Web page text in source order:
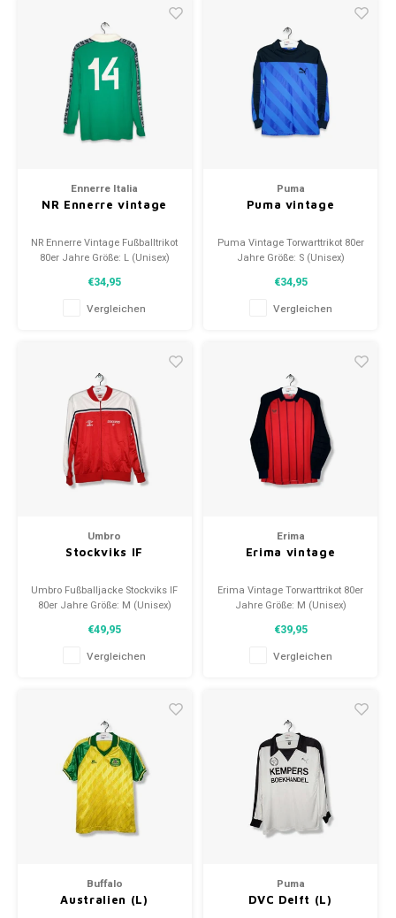
Ennerre Italia
NR Ennerre vintage
NR Ennerre Vintage Fußballtrikot
80er Jahre Größe: L (Unisex)
€34,95
Vergleichen
Puma
Puma vintage
Puma Vintage Torwarttrikot 80er
Jahre Größe: S (Unisex)
€34,95
Vergleichen
Umbro
Stockviks IF
Umbro Fußballjacke Stockviks IF
80er Jahre Größe: M (Unisex)
€49,95
Vergleichen
Erima
Erima vintage
Erima Vintage Torwarttrikot 80er
Jahre Größe: M (Unisex)
€39,95
Vergleichen
Buffalo
Australien (L)
Puma
DVC Delft (L)